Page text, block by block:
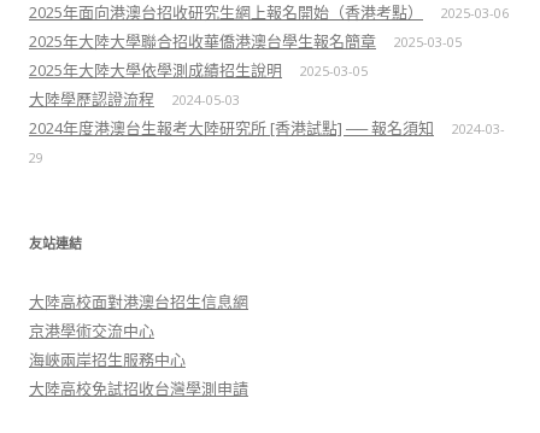
2025年面向港澳台招收研究生網上報名開始（香港考點） 2025-03-06
2025年大陸大學聯合招收華僑港澳台學生報名簡章 2025-03-05
2025年大陸大學依學測成績招生說明 2025-03-05
大陸學歷認證流程 2024-05-03
2024年度港澳台生報考大陸研究所 [香港試點] ── 報名須知
2024-03-
29
友站連結
大陸高校面對港澳台招生信息網
京港學術交流中心
海峽兩岸招生服務中心
大陸高校免試招收台灣學測申請